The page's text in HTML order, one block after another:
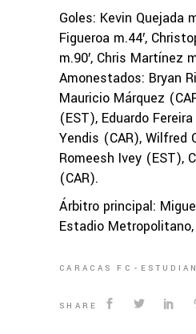
Goles: Kevin Quejada
Figueroa m.44′,
m.90′, Chris Martínez
Amonestados: Bryan
Mauricio Márquez
(EST), Eduardo
Yendis (CAR), Wilfred
Romeesh Ivey (EST),
(CAR).
Árbitro principal:
Estadio
CARACAS FC
SHARE